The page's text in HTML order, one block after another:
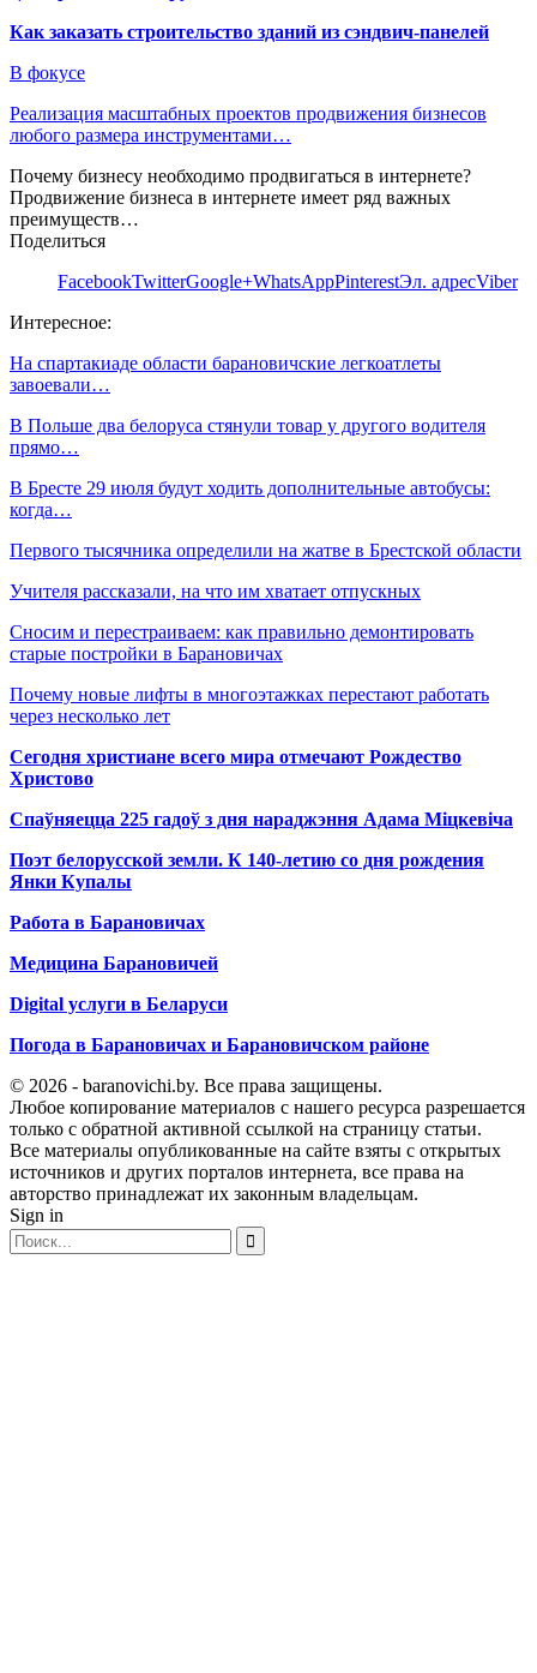
Как заказать строительство зданий из сэндвич-панелей
В фокусе
Реализация масштабных проектов продвижения бизнесов
любого размера инструментами…
Почему бизнесу необходимо продвигаться в интернете?
Продвижение бизнеса в интернете имеет ряд важных
преимуществ…
Поделиться
FacebookTwitterGoogle+WhatsAppPinterestЭл. адресViber
Интересное:
На спартакиаде области барановичские легкоатлеты
завоевали…
В Польше два белоруса стянули товар у другого водителя
прямо…
В Бресте 29 июля будут ходить дополнительные автобусы:
когда…
Первого тысячника определили на жатве в Брестской области
Учителя рассказали, на что им хватает отпускных
Сносим и перестраиваем: как правильно демонтировать
старые постройки в Барановичах
Почему новые лифты в многоэтажках перестают работать
через несколько лет
Сегодня христиане всего мира отмечают Рождество
Христово
Спаўняецца 225 гадоў з дня нараджэння Адама Міцкевіча
Поэт белорусской земли. К 140-летию со дня рождения
Янки Купалы
Работа в Барановичах
Медицина Барановичей
Digital услуги в Беларуси
Погода в Барановичах и Барановичском районе
© 2026 - baranovichi.by. Все права защищены.
Любое копирование материалов с нашего ресурса разрешается
только с обратной активной ссылкой на страницу статьи.
Все материалы опубликованные на сайте взяты с открытых
источников и других порталов интернета, все права на
авторство принадлежат их законным владельцам.
Sign in